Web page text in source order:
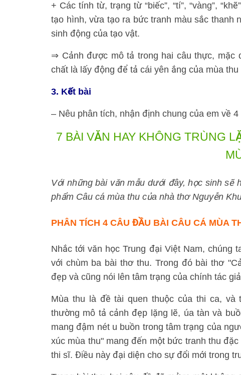
+ Các tính từ, trạng từ “biếc”, “tí”, “vàng”,
tạo hình, vừa tạo ra bức tranh màu sắc thanh
sinh động của tạo vật.
⇒ Cảnh được mô tả trong hai câu thực, mặc
chất là lấy động để tả cái yên ắng của mùa
3. Kết bài
– Nêu phân tích, nhận định chung của em về
7 BÀI VĂN HAY KHÔNG TRÙNG
Với những bài văn mẫu dưới đây, học sinh sẽ
phẩm Câu cá mùa thu của nhà thơ Nguyễn
PHÂN TÍCH 4 CÂU ĐẦU BÀI CÂU CÁ MÙA
Nhắc tới văn học Trung đại Việt Nam, chúng
với chùm ba bài thơ thu. Trong đó bài thơ
đẹp và cũng nói lên tâm trạng của chính tác
Mùa thu là đề tài quen thuộc của thi ca,
thường mô tả cảnh đẹp lặng lẽ, úa tàn và
mang đậm nét u buồn trong tâm trạng của
xúc mùa thu" mang đến một bức tranh thu
thi sĩ. Điều này đại diện cho sự đổi mới trong